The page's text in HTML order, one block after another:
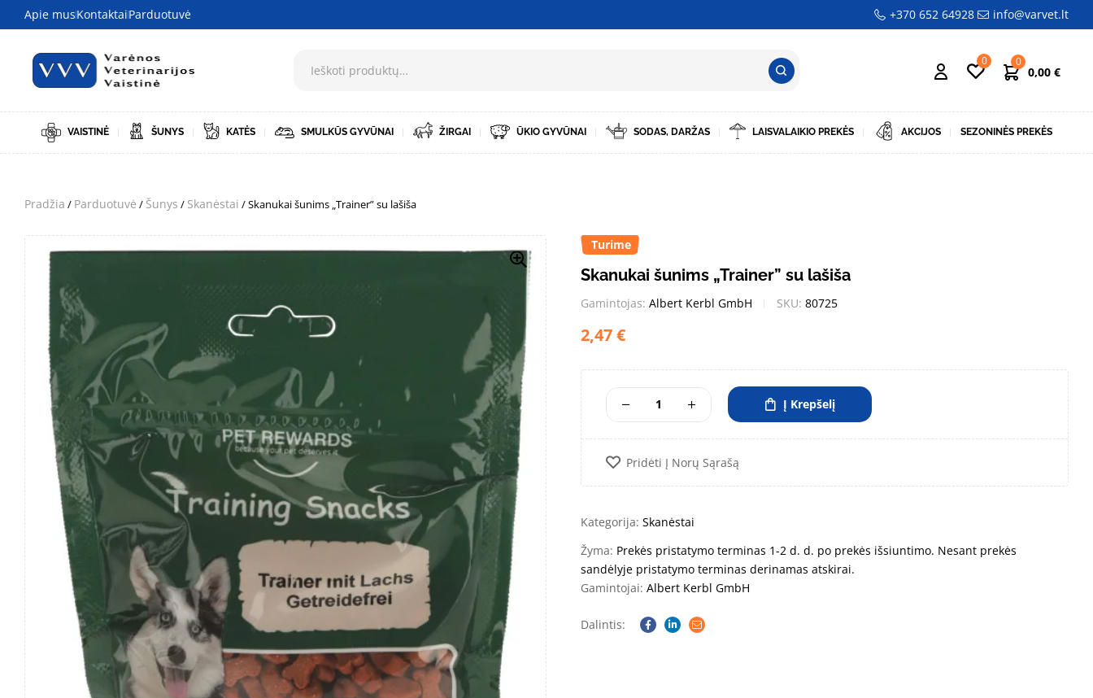
Apie musKontaktaiParduotuvė +370 652 64928 info@varvet.lt
0 0
0,00 €
VAISTINĖ ŠUNYS KATĖS SMULKŪS GYVŪNAI ŽIRGAI ŪKIO GYVŪNAI SODAS, DARŽAS LAISVALAIKIO PREKĖS AKCIJOS SEZONINĖS PREKĖS
Pradžia / Parduotuvė / Šunys / Skanėstai / Skanukai šunims „Trainer” su lašiša
Turime
Skanukai šunims „Trainer” su lašiša
Gamintojas: Albert Kerbl GmbH SKU: 80725
2,47€
Į Krepšelį
Pridėti Į Norų Sąrašą
Kategorija: Skanėstai
Žyma: Prekės pristatymo terminas 1-2 d. d. po prekės išsiuntimo. Nesant prekės
sandėlyje pristatymo terminas derinamas atskirai.
Gamintojai: Albert Kerbl GmbH
Dalintis:
Facebook
Linkedin
Email